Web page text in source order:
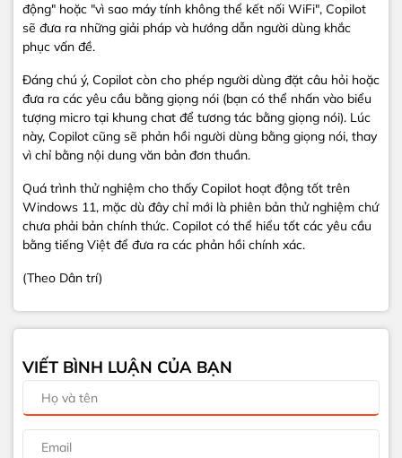
động" hoặc "vì sao máy tính không thể kết nối WiFi", Copilot
sẽ đưa ra những giải pháp và hướng dẫn người dùng khắc
phục vấn đề.
Đáng chú ý, Copilot còn cho phép người dùng đặt câu hỏi hoặc
đưa ra các yêu cầu bằng giọng nói (bạn có thể nhấn vào biểu
tượng micro tại khung chat để tương tác bằng giọng nói). Lúc
này, Copilot cũng sẽ phản hồi người dùng bằng giọng nói, thay
vì chỉ bằng nội dung văn bản đơn thuần.
Quá trình thử nghiệm cho thấy Copilot hoạt động tốt trên
Windows 11, mặc dù đây chỉ mới là phiên bản thử nghiệm chứ
chưa phải bản chính thức. Copilot có thể hiểu tốt các yêu cầu
bằng tiếng Việt để đưa ra các phản hồi chính xác.
(Theo Dân trí)
VIẾT BÌNH LUẬN CỦA BẠN